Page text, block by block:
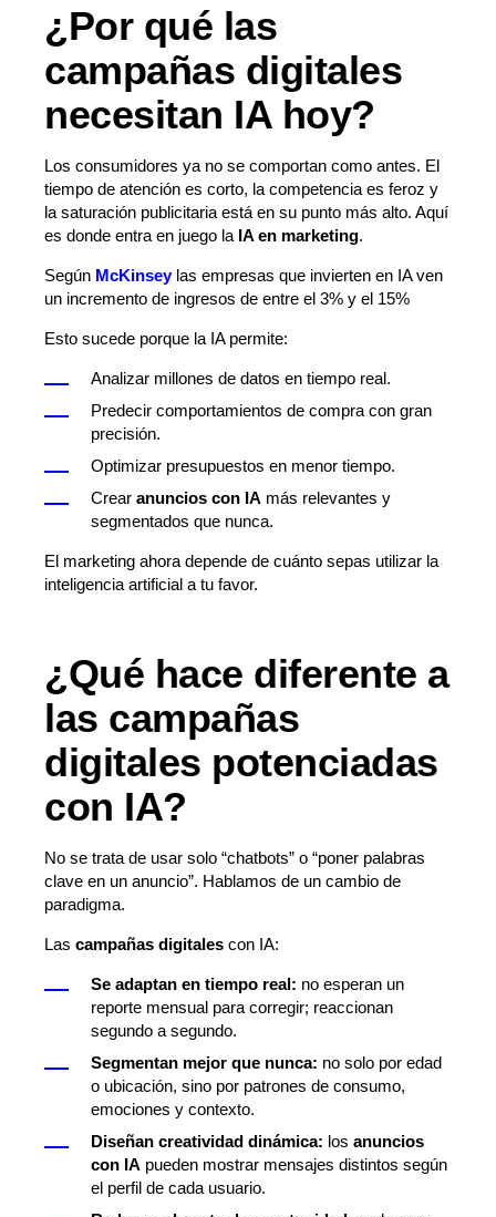
¿Por qué las
campañas digitales
necesitan IA hoy?
Los consumidores ya no se comportan como antes. El
tiempo de atención es corto, la competencia es feroz y
la saturación publicitaria está en su punto más alto. Aquí
es donde entra en juego la IA en marketing.
Según McKinsey las empresas que invierten en IA ven
un incremento de ingresos de entre el 3% y el 15%
Esto sucede porque la IA permite:
Analizar millones de datos en tiempo real.
Predecir comportamientos de compra con gran
precisión.
Optimizar presupuestos en menor tiempo.
Crear anuncios con IA más relevantes y
segmentados que nunca.
El marketing ahora depende de cuánto sepas utilizar la
inteligencia artificial a tu favor.
¿Qué hace diferente a
las campañas
digitales potenciadas
con IA?
No se trata de usar solo “chatbots” o “poner palabras
clave en un anuncio”. Hablamos de un cambio de
paradigma.
Las campañas digitales con IA:
Se adaptan en tiempo real: no esperan un
reporte mensual para corregir; reaccionan
segundo a segundo.
Segmentan mejor que nunca: no solo por edad
o ubicación, sino por patrones de consumo,
emociones y contexto.
Diseñan creatividad dinámica: los anuncios
con IA pueden mostrar mensajes distintos según
el perfil de cada usuario.